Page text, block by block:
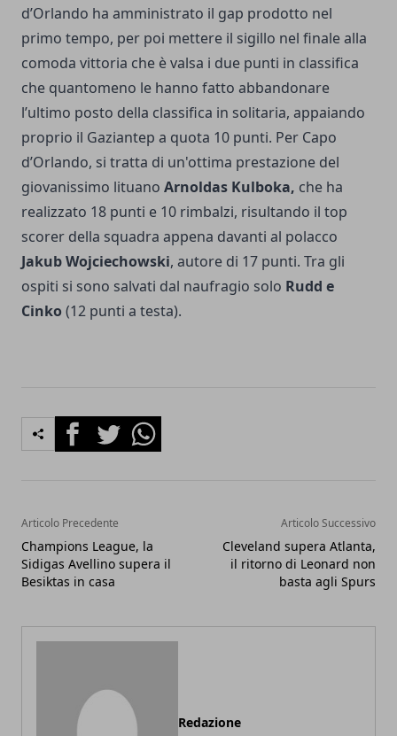
d’Orlando ha amministrato il gap prodotto nel
primo tempo, per poi mettere il sigillo nel finale alla
comoda vittoria che è valsa i due punti in classifica
che quantomeno le hanno fatto abbandonare
l’ultimo posto della classifica in solitaria, appaiando
proprio il Gaziantep a quota 10 punti. Per Capo
d’Orlando, si tratta di un'ottima prestazione del
giovanissimo lituano Arnoldas Kulboka, che ha
realizzato 18 punti e 10 rimbalzi, risultando il top
scorer della squadra appena davanti al polacco
Jakub Wojciechowski, autore di 17 punti. Tra gli
ospiti si sono salvati dal naufragio solo Rudd e
Cinko (12 punti a testa).
FacebookTwitterWhatsapp
Articolo Precedente
Champions League, la
Sidigas Avellino supera il
Besiktas in casa
Articolo Successivo
Cleveland supera Atlanta,
il ritorno di Leonard non
basta agli Spurs
Redazione